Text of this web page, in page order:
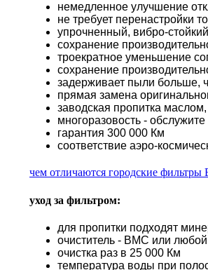
немедленное улучшение
не требует перенастройки
упрочненный, вибро-
сохранение
троекратное уменьшение
сохранение
задерживает пыли больше,
прямая замена
заводская пропитка
многоразовость -
гарантия 300 000 Км
соответствие аэро-
чем отличаются городские
уход за фильтром:
для пропитки подходят
очиститель - BMC или
очистка раз в 25 000 Км
температура воды при